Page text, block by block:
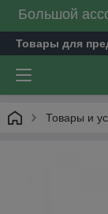
Большой
Товары для
Товары и